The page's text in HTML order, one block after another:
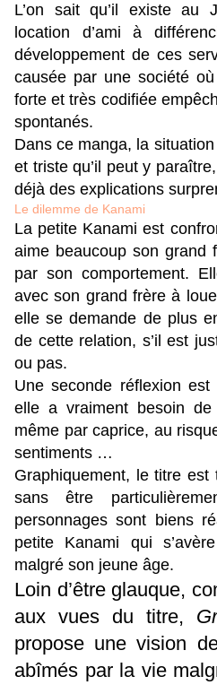
L’on sait qu’il existe au
location d’ami à
développement de ces
causée par une société
forte et très codifiée
spontanés.
Dans ce manga, la
et triste qu’il peut y
déjà des explications
Le dilemme de Kanami
La petite Kanami est
aime beaucoup son grand
par son comportement.
avec son grand frère à
elle se demande de plus
de cette relation, s’il est
ou pas.
Une seconde réflexion
elle a vraiment besoin
même par caprice, au
sentiments …
Graphiquement, le titre
sans être
personnages sont biens
petite Kanami qui
malgré son jeune âge.
Loin d’être glauque,
aux vues du titre,
propose une vision
abîmés par la vie